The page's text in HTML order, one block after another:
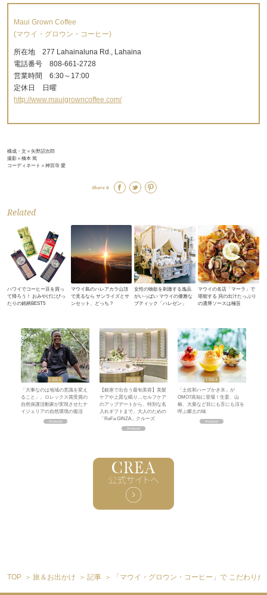
Maui Grown Coffee
(マウイ・グロウン・コーヒー)
所在地 277 Lahainaluna Rd., Lahaina
電話番号 808-661-2728
営業時間 6:30～17:00
定休日 日曜
http://www.mauigrowncoffee.com/
構成・文＝矢野詔次郎
撮影＝橋本 篤
コーディネート＝神宮寺 愛
Share it
Related
ハワイでコーヒー豆を買っ
て帰ろう！ おみやげにぴっ
たりの銘柄BEST5
マウイ島のハレアカラ山頂
で見るなら サンライズとサ
ンセット、どっち？
女性の物欲を刺激する逸品
がいっぱい マウイの優雅な
ブティック「ハレゼン」
マウイの名店「マーラ」で
堪能する 貝の出汁たっぷり
の濃厚ソースは極旨
「大事なのは地域の意識を変え
ること」。ロレックス賞受賞の
自然保護活動家が実現させたナ
イジェリアの自然環境の復活
【銀座で出合う最旬美容】美髪
ケアや上質な眠り…セルフケア
のアップデートから、特別な名
入れギフトまで。大人のための
「ReFa GINZA」クルーズ
「土佐和ハーブかき氷」が
OMO7高知に登場！生姜、山
椒、大葉など目にも舌にも涼を
呼ぶ郷土の味
TOP 旅＆お出かけ 記事 「マウイ・グロウン・コーヒー」で こだわり